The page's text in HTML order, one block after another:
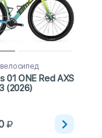
01 ONE Red AXS
(2026)